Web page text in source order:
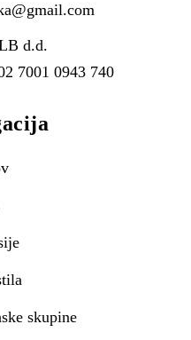
d.d.
7001 0943 740
skupine